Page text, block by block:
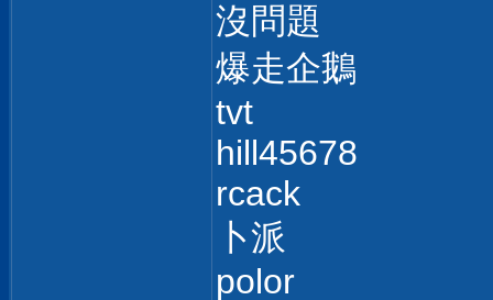
沒問題
爆走企鵝
tvt
hill45678
rcack
卜派
polor